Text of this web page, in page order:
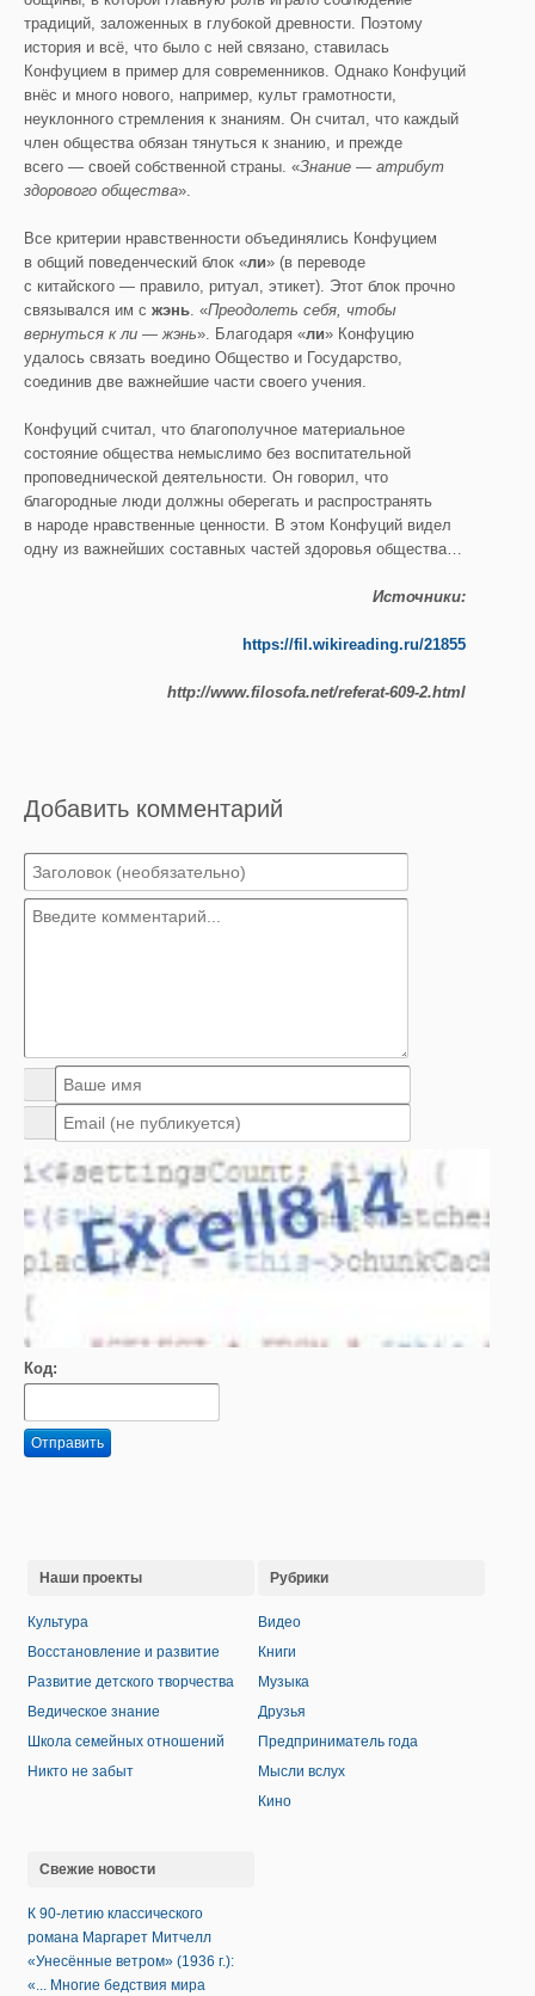
традиций, заложенных в глубокой древности. Поэтому
история и всё, что было с ней связано, ставилась
Конфуцием в пример для современников. Однако Конфуций
внёс и много нового, например, культ грамотности,
неуклонного стремления к знаниям. Он считал, что каждый
член общества обязан тянуться к знанию, и прежде
всего — своей собственной страны. «Знание — атрибут
здорового общества».
Все критерии нравственности объединялись Конфуцием
в общий поведенческий блок «ли» (в переводе
с китайского — правило, ритуал, этикет). Этот блок прочно
связывался им с жэнь. «Преодолеть себя, чтобы
вернуться к ли — жэнь». Благодаря «ли» Конфуцию
удалось связать воедино Общество и Государство,
соединив две важнейшие части своего учения.
Конфуций считал, что благополучное материальное
состояние общества немыслимо без воспитательной
проповеднической деятельности. Он говорил, что
благородные люди должны оберегать и распространять
в народе нравственные ценности. В этом Конфуций видел
одну из важнейших составных частей здоровья общества…
Источники:
https://fil.wikireading.ru/21855
http://www.filosofa.net/referat-609-2.html
Добавить комментарий
Код:
Отправить
Наши проекты
Культура
Восстановление и развитие
Развитие детского творчества
Ведическое знание
Школа семейных отношений
Никто не забыт
Рубрики
Видео
Книги
Музыка
Друзья
Предприниматель года
Мысли вслух
Кино
Свежие новости
К 90-летию классического
романа Маргарет Митчелл
«Унесённые ветром» (1936 г.):
«... Многие бедствия мира